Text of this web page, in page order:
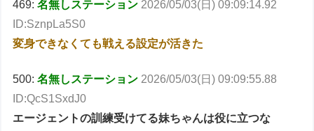
469:名無しステーション 2026/05/03(日) 09:09:14.92
ID:SznpLa5S0
変身できなくても戦える設定が活きた
500:名無しステーション 2026/05/03(日) 09:09:55.88
ID:QcS1SxdJ0
エージェントの訓練受けてる妹ちゃんは役に立つな